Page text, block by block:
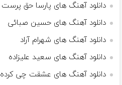
دانلود آهنگ های پارسا حق پرست
دانلود آهنگ های حسین صبائی
دانلود آهنگ های شهرام آراد
دانلود آهنگ های سعید علیزاده
دانلود آهنگ های عشقت چی کرده